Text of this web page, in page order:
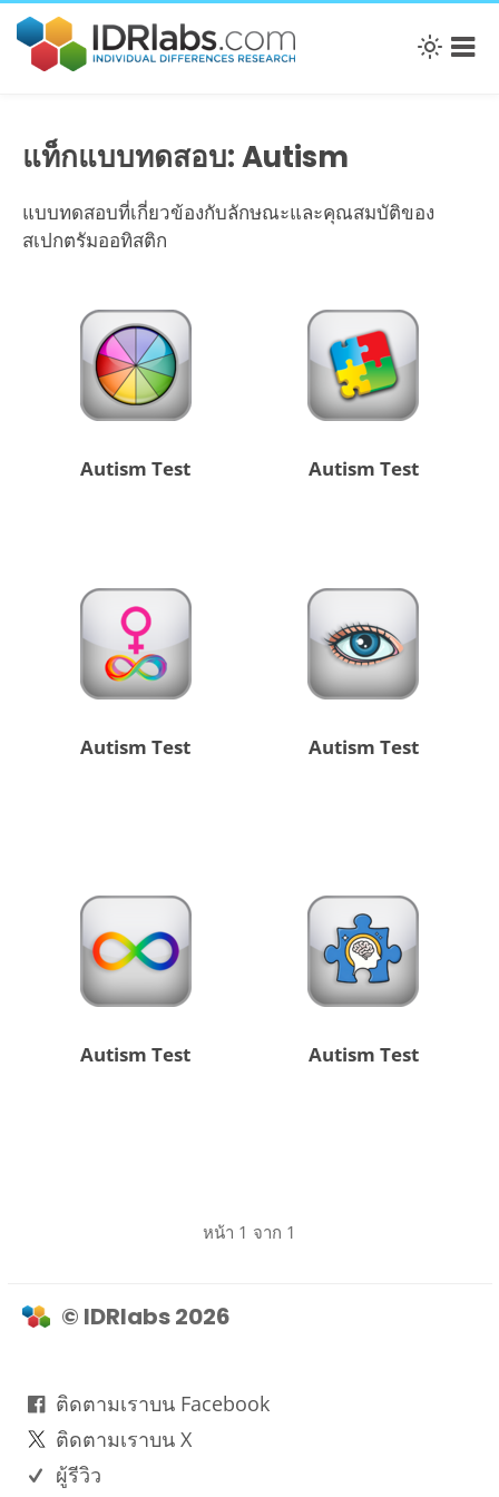
แท็กแบบทดสอบ: Autism
แบบทดสอบที่เกี่ยวข้องกับลักษณะและคุณสมบัติของ
สเปกตรัมออทิสติก
Autism Test Autism Test
Autism Test Autism Test
Autism Test Autism Test
หน้า 1 จาก 1
© IDRlabs 2026
ติดตามเราบน Facebook
ติดตามเราบน X
ผู้รีวิว